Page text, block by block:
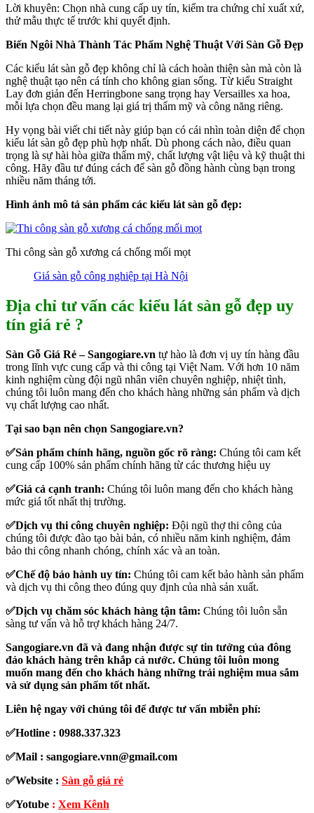
Lời khuyên: Chọn nhà cung cấp uy tín, kiểm tra chứng chỉ xuất xứ,
thử mẫu thực tế trước khi quyết định.
Biến Ngôi Nhà Thành Tác Phẩm Nghệ Thuật Với Sàn Gỗ Đẹp
Các kiểu lát sàn gỗ đẹp không chỉ là cách hoàn thiện sàn mà còn là
nghệ thuật tạo nên cá tính cho không gian sống. Từ kiểu Straight
Lay đơn giản đến Herringbone sang trọng hay Versailles xa hoa,
mỗi lựa chọn đều mang lại giá trị thẩm mỹ và công năng riêng.
Hy vọng bài viết chi tiết này giúp bạn có cái nhìn toàn diện để chọn
kiểu lát sàn gỗ đẹp phù hợp nhất. Dù phong cách nào, điều quan
trọng là sự hài hòa giữa thẩm mỹ, chất lượng vật liệu và kỹ thuật thi
công. Hãy đầu tư đúng cách để sàn gỗ đồng hành cùng bạn trong
nhiều năm tháng tới.
Hình ảnh mô tả sản phẩm các kiểu lát sàn gỗ đẹp:
Thi công sàn gỗ xương cá chống mối mọt
Giá sàn gỗ công nghiệp tại Hà Nội
Địa chỉ tư vấn các kiểu lát sàn gỗ đẹp uy
tín giá rẻ ?
Sàn Gỗ Giá Rẻ – Sangogiare.vn tự hào là đơn vị uy tín hàng đầu
trong lĩnh vực cung cấp và thi công tại Việt Nam. Với hơn 10 năm
kinh nghiệm cùng đội ngũ nhân viên chuyên nghiệp, nhiệt tình,
chúng tôi luôn mang đến cho khách hàng những sản phẩm và dịch
vụ chất lượng cao nhất.
Tại sao bạn nên chọn Sangogiare.vn?
✅Sản phẩm chính hãng, nguồn gốc rõ ràng: Chúng tôi cam kết
cung cấp 100% sản phẩm chính hãng từ các thương hiệu uy
✅Giá cả cạnh tranh: Chúng tôi luôn mang đến cho khách hàng
mức giá tốt nhất thị trường.
✅Dịch vụ thi công chuyên nghiệp: Đội ngũ thợ thi công của
chúng tôi được đào tạo bài bản, có nhiều năm kinh nghiệm, đảm
bảo thi công nhanh chóng, chính xác và an toàn.
✅Chế độ bảo hành uy tín: Chúng tôi cam kết bảo hành sản phẩm
và dịch vụ thi công theo đúng quy định của nhà sản xuất.
✅Dịch vụ chăm sóc khách hàng tận tâm: Chúng tôi luôn sẵn
sàng tư vấn và hỗ trợ khách hàng 24/7.
Sangogiare.vn đã và đang nhận được sự tin tưởng của đông
đảo khách hàng trên khắp cả nước. Chúng tôi luôn mong
muốn mang đến cho khách hàng những trải nghiệm mua sắm
và sử dụng sản phẩm tốt nhất.
Liên hệ ngay với chúng tôi để được tư vấn mbiễn phí:
✅Hotline : 0988.337.323
✅Mail : sangogiare.vnn@gmail.com
✅Website : Sàn gỗ giá rẻ
✅Yotube : Xem Kênh